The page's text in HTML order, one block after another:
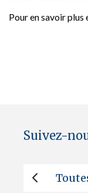
Pour en savoir
Suivez-